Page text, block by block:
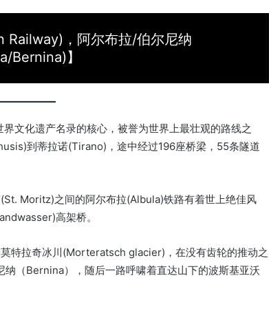
Railway)，阿尔布拉/伯尔尼纳
Bernina)】
文化遗产名录的核心，被誉为世界上最壮观的路线之
到蒂拉诺(Tirano)，途中经过196座桥梁，55条隧道
Moritz)之间的阿尔布拉(Albula)铁路有着世上绝佳风
高架桥。
特拉奇冰川(Morteratsch glacier)，在没有齿轮的推动之
（Bernina），随后一路呼啸着直达山下的波斯基亚沃